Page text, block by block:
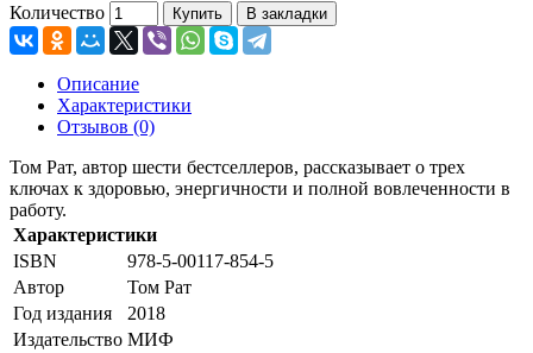
Количество Купить В закладки
Описание
Характеристики
Отзывов (0)
Том Рат, автор шести бестселлеров, рассказывает о трех
ключах к здоровью, энергичности и полной вовлеченности в
работу.
Характеристики
ISBN
978-5-00117-854-5
Автор
Том Рат
Год издания
2018
Издательство МИФ